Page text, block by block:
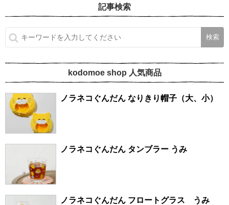
記事検索
kodomoe shop 人気商品
ノラネコぐんだん なりきり帽子（大、小）
ノラネコぐんだん タンブラー うみ
ノラネコぐんだん フロートグラス うみ